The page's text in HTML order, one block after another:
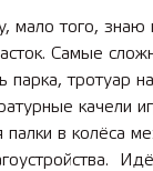
мало того, знаю
Самые
парка, тротуар
качели
палки в колёса